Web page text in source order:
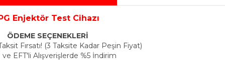
Enjektör Test Cihazı
ÖDEME SEÇENEKLERİ
Fırsatı! (3 Taksite Kadar Peşin Fiyat)
EFT'li Alışverişlerde %5 İndirim